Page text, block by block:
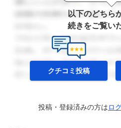
以下のどちら
続きをご覧い
クチコミ投稿
投稿・登録済みの方はロ